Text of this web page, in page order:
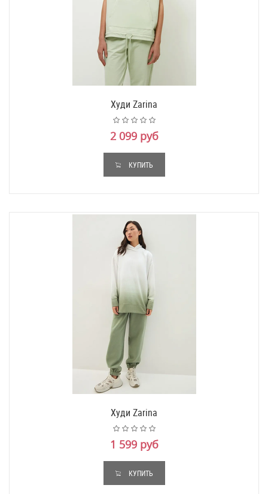
Худи Zarina
2 099 руб
КУПИТЬ
Худи Zarina
1 599 руб
КУПИТЬ